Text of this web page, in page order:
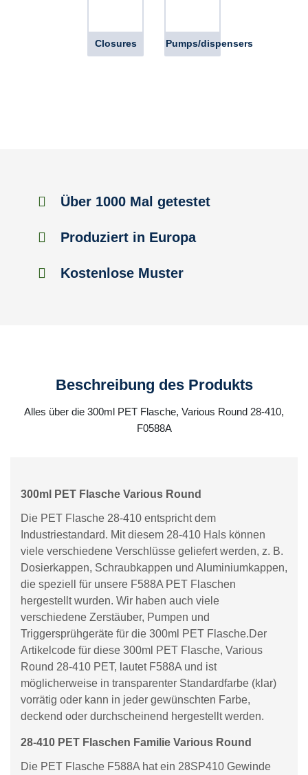
Closures Pumps/dispensers
Über 1000 Mal getestet
Produziert in Europa
Kostenlose Muster
Beschreibung des Produkts
Alles über die 300ml PET Flasche, Various Round 28-410,
F0588A
300ml PET Flasche Various Round
Die PET Flasche 28-410 entspricht dem
Industriestandard. Mit diesem 28-410 Hals können
viele verschiedene Verschlüsse geliefert werden, z. B.
Dosierkappen, Schraubkappen und Aluminiumkappen,
die speziell für unsere F588A PET Flaschen
hergestellt wurden. Wir haben auch viele
verschiedene Zerstäuber, Pumpen und
Triggersprühgeräte für die 300ml PET Flasche.Der
Artikelcode für diese 300ml PET Flasche, Various
Round 28-410 PET, lautet F588A und ist
möglicherweise in transparenter Standardfarbe (klar)
vorrätig oder kann in jeder gewünschten Farbe,
deckend oder durchscheinend hergestellt werden.
28-410 PET Flaschen Familie Various Round
Die PET Flasche F588A hat ein 28SP410 Gewinde